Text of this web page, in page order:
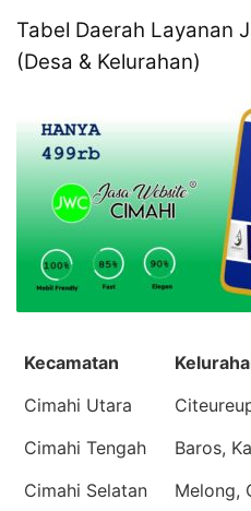
Tabel Daerah Layanan
(Desa & Kelurahan)
Kecamatan
Cimahi Utara
Cimahi Tengah
Baros,
Cimahi Selatan
Melong,